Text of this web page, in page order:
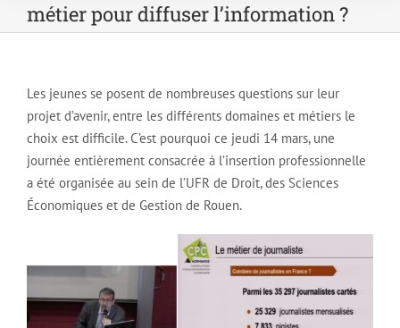
métier pour diffuser l’information ?
Les jeunes se posent de nombreuses questions sur leur
projet d’avenir, entre les différents domaines et métiers le
choix est difficile. C’est pourquoi ce jeudi 14 mars, une
journée entièrement consacrée à l’insertion professionnelle
a été organisée au sein de l’UFR de Droit, des Sciences
Économiques et de Gestion de Rouen.